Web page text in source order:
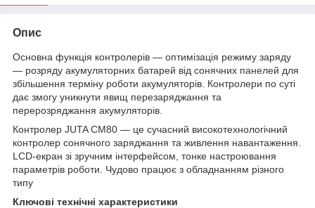
Опис
Основна функція контролерів — оптимізація режиму заряду
— розряду акумуляторних батарей від сонячних панелей для
збільшення терміну роботи акумуляторів. Контролери по суті
дає змогу уникнути явищ перезаряджання та
перерозряджання акумуляторів.
Контролер JUTA CM80 — це сучасний високотехнологічний
контролер сонячного заряджання та живлення навантаження.
LCD-екран зі зручним інтерфейсом, тонке настроювання
параметрів роботи. Чудово працює з обладнанням різного
типу
Ключові технічні характеристики